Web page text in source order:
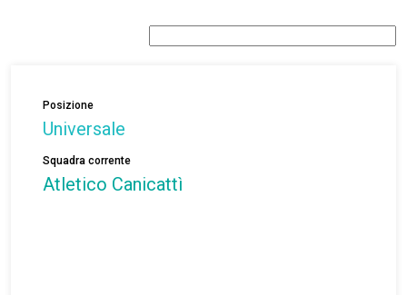
Posizione
Universale
Squadra corrente
Atletico Canicattì